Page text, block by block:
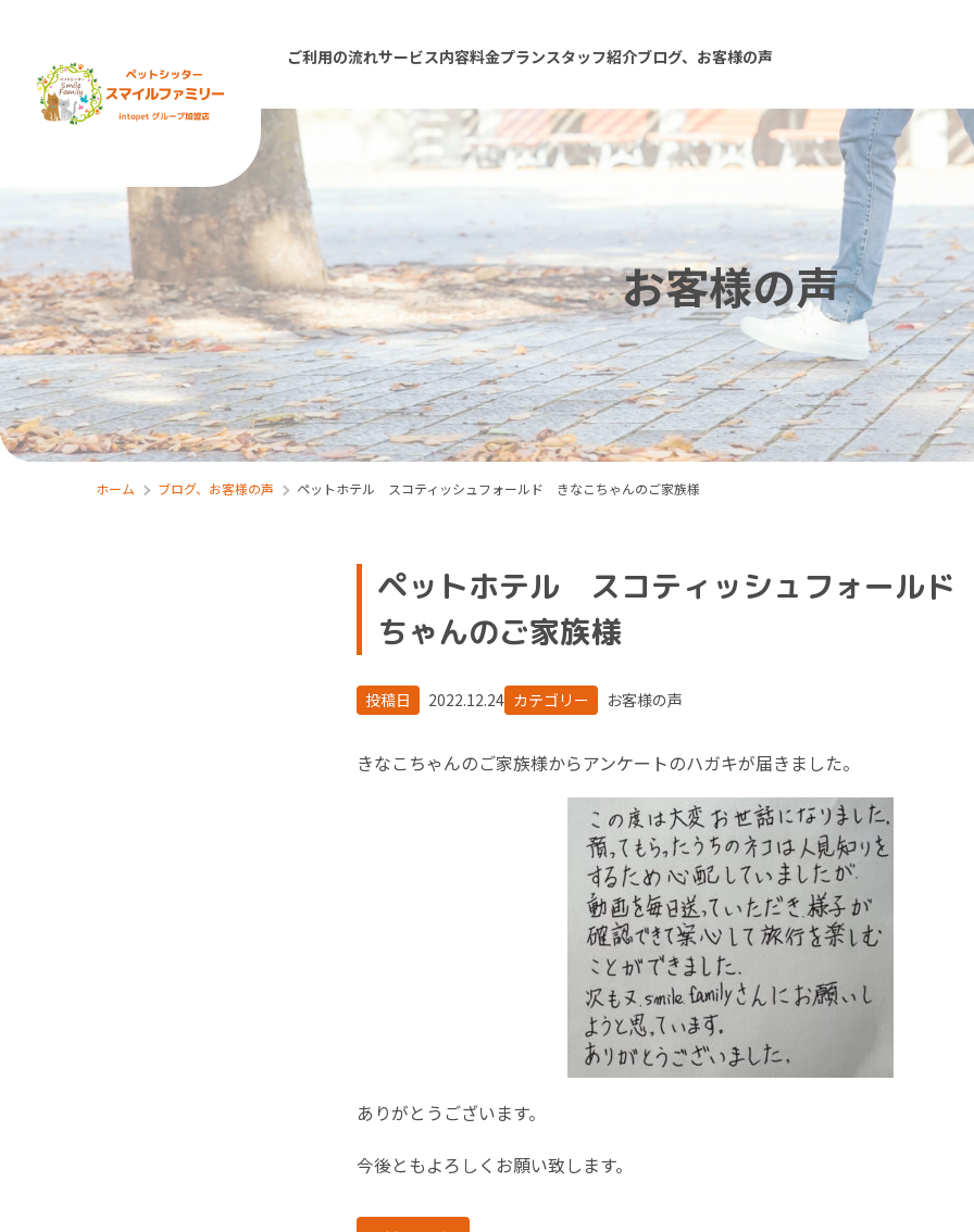
ご利用の流れサービス内容料金プランスタッフ紹介ブログ、お客様の声
お客様の声
ホーム ブログ、お客様の声 ペットホテル スコティッシュフォールド きなこちゃんのご家族様
ペットホテル スコティッシュフォール
ちゃんのご家族様
投稿日 2022.12.24 カテゴリー お客様の声
きなこちゃんのご家族様からアンケートのハガキが届きました。
ありがとうございます。
今後ともよろしくお願い致します。